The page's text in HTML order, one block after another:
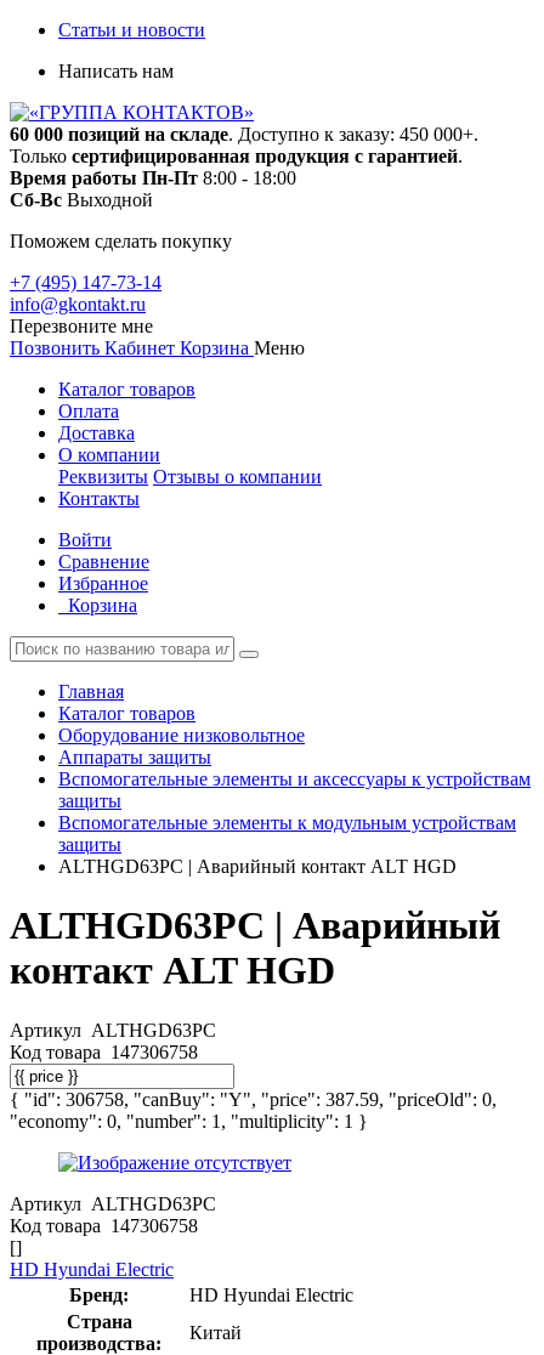
Статьи и новости
Написать нам
60 000 позиций на складе. Доступно к заказу: 450 000+.
Только сертифицированная продукция с гарантией.
Время работы Пн-Пт 8:00 - 18:00
Сб-Вс Выходной
Поможем сделать покупку
+7 (495) 147-73-14
info@gkontakt.ru
Перезвоните мне
Позвонить Кабинет Корзина Меню
Каталог товаров
Оплата
Доставка
О компании
Реквизиты Отзывы о компании
Контакты
Войти
Сравнение
Избранное
Корзина
Главная
Каталог товаров
Оборудование низковольтное
Аппараты защиты
Вспомогательные элементы и аксессуары к устройствам
защиты
Вспомогательные элементы к модульным устройствам
защиты
ALTHGD63PC | Аварийный контакт ALT HGD
ALTHGD63PC | Аварийный
контакт ALT HGD
Артикул ALTHGD63PC
Код товара 147306758
{ "id": 306758, "canBuy": "Y", "price": 387.59, "priceOld": 0,
"economy": 0, "number": 1, "multiplicity": 1 }
Артикул ALTHGD63PC
Код товара 147306758
[]
HD Hyundai Electric
Бренд:
HD Hyundai Electric
Страна
производства:
Китай